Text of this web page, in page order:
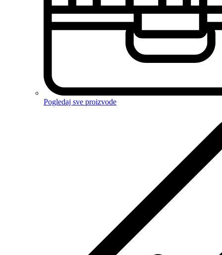
Pogledaj sve proizvode